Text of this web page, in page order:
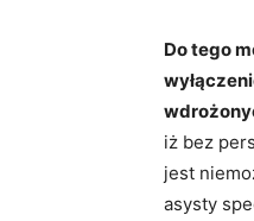
Do tego
iż bez
jest
asysty